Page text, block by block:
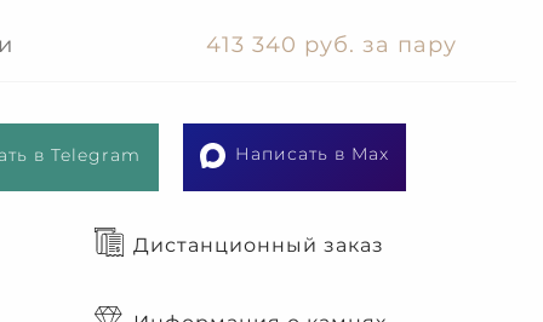
413 340 руб. за пару
в Telegram Написать в Max
Дистанционный заказ